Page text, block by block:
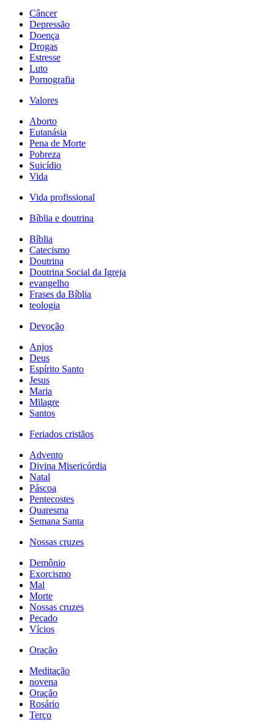
Câncer
Depressão
Doença
Drogas
Estresse
Luto
Pornografia
Valores
Aborto
Eutanásia
Pena de Morte
Pobreza
Suicídio
Vida
Vida profissional
Bíblia e doutrina
Bíblia
Catecismo
Doutrina
Doutrina Social da Igreja
evangelho
Frases da Bíblia
teologia
Devoção
Anjos
Deus
Espírito Santo
Jesus
Maria
Milagre
Santos
Feriados cristãos
Advento
Divina Misericórdia
Natal
Páscoa
Pentecostes
Quaresma
Semana Santa
Nossas cruzes
Demônio
Exorcismo
Mal
Morte
Nossas cruzes
Pecado
Vícios
Oração
Meditação
novena
Oração
Rosário
Terço